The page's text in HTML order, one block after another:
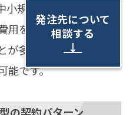
規模のコンサルティ
を30％から50％程度
多く、建設会社の規
能です。
発注先について
相談する
↓